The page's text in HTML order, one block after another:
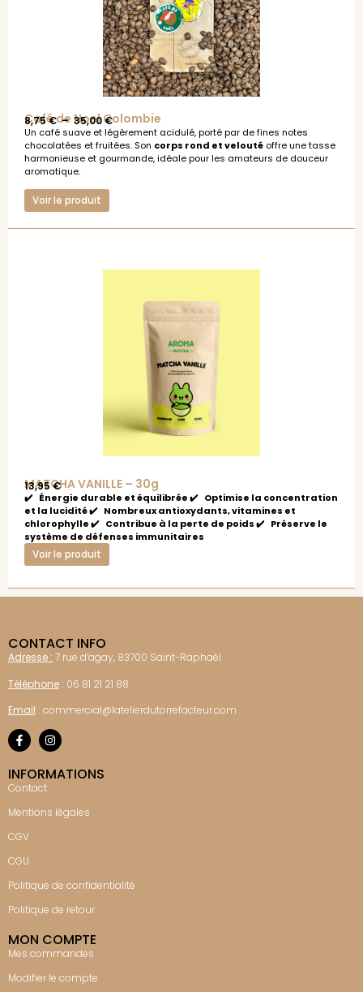
Café de Noel Colombie
8,75€– 35,00€
Un café suave et légèrement acidulé, porté par de fines notes
chocolatées et fruitées. Son corps rond et velouté offre une tasse
harmonieuse et gourmande, idéale pour les amateurs de douceur
aromatique.
Voir le produit
MATCHA VANILLE – 30g
13,95€
✔️ Énergie durable et équilibrée ✔️ Optimise la concentration
et la lucidité ✔️ Nombreux antioxydants, vitamines et
chlorophylle ✔️ Contribue à la perte de poids ✔️ Préserve le
système de défenses immunitaires
Voir le produit
CONTACT INFO
Adresse : 7 rue d’agay, 83700 Saint-Raphaël
Téléphone : 06 81 21 21 88
Email : commercial@latelierdutorrefacteur.com
INFORMATIONS
Contact
Mentions légales
CGV
CGU
Politique de confidentialité
Politique de retour
MON COMPTE
Mes commandes
Modifier le compte